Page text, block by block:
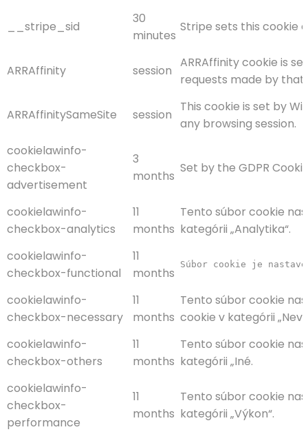
__stripe_sid
30
minutes
Stripe sets this cookie
ARRAffinity session
ARRAffinity cookie is
requests made by that
ARRAffinitySameSite session
This cookie is set by
any browsing session.
cookielawinfo-
checkbox-
advertisement
3
months
Set by the GDPR
cookielawinfo-
checkbox-analytics
11
months
Tento súbor cookie
kategórii „Analytika“.
cookielawinfo-
checkbox-functional
11
months
Súbor cookie je
cookielawinfo-
checkbox-necessary
11
months
Tento súbor cookie
cookie v kategórii
cookielawinfo-
checkbox-others
11
months
Tento súbor cookie
kategórii „Iné.
cookielawinfo-
checkbox-
performance
11
months
Tento súbor cookie
kategórii „Výkon“.